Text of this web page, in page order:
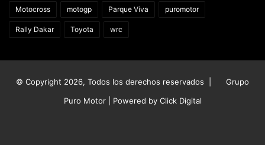
Motocross motogp Parque Viva puromotor
Rally Dakar Toyota wrc
© Copyright 2026, Todos los derechos reservados |
Grupo
Puro Motor | Powered by Click Digital